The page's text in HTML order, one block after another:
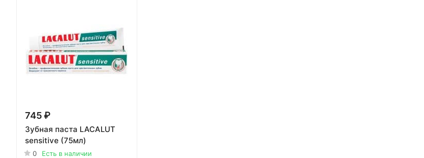
745 ₽
Зубная паста LACALUT
sensitive (75мл)
0
Есть в наличии